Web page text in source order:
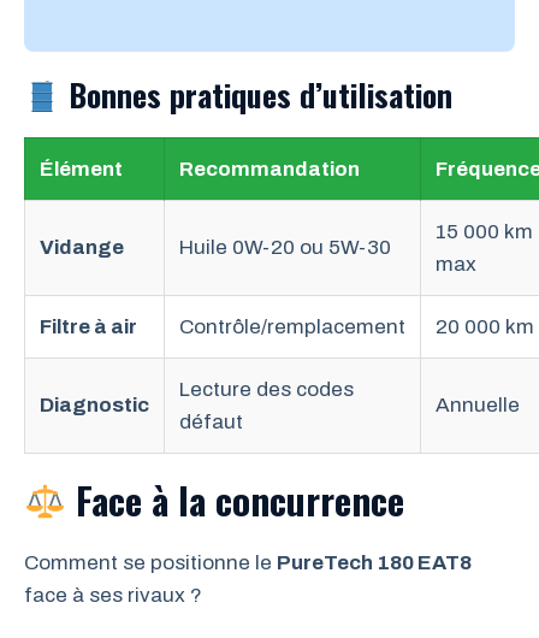
Bonnes pratiques d’utilisation
Élément Recommandation
Vidange Huile 0W-20 ou 5W-30
15 000 km
max
Filtre à air Contrôle/remplacement 20 000 km
Diagnostic
Lecture des codes
défaut
Annuelle
Face à la concurrence
Comment se positionne le PureTech 180 EAT8
face à ses rivaux ?